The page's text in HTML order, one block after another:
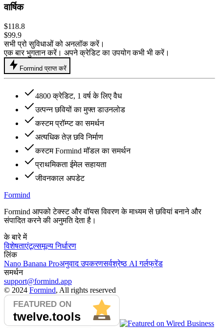
वार्षिक
$118.8
$99.9
सभी प्रो सुविधाओं को अनलॉक करें।
एक बार भुगतान करें। अपने क्रेडिट का उपयोग कभी भी करें।
Formind प्राप्त करें
4800 क्रेडिट, 1 वर्ष के लिए वैध
उत्पन्न छवियों का मुफ्त डाउनलोड
कस्टम प्रॉम्प्ट का समर्थन
अत्यधिक तेज़ छवि निर्माण
कस्टम Formind मॉडल का समर्थन
प्राथमिकता ईमेल सहायता
जीवनकाल अपडेट
Formind
Formind आपको टेक्स्ट और वॉयस विवरण के माध्यम से छवियां बनाने और
संपादित करने की अनुमति देता है।
के बारे में
विशेषताएंटूल्समूल्य निर्धारण
लिंक
Nano Banana Proअनुवाद उपकरणसर्वश्रेष्ठ AI गर्लफ्रेंड
समर्थन
support@formind.app
© 2024 Formind, All rights reserved